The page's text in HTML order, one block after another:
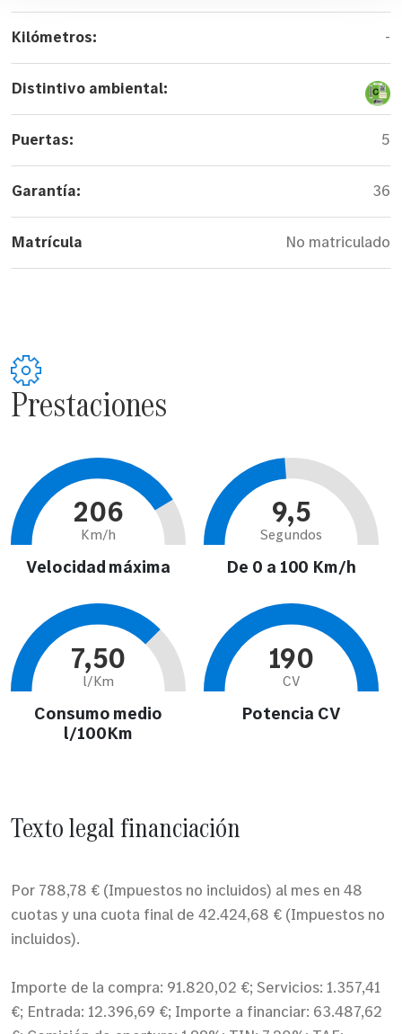
Kilómetros: -
Distintivo ambiental:
Puertas: 5
Garantía: 36
Matrícula No matriculado
Prestaciones
206
Km/h
Velocidad máxima
9,5
Segundos
De 0 a 100 Km/h
7,50
l/Km
Consumo medio
l/100Km
190
CV
Potencia CV
Texto legal financiación
Por 788,78 € (Impuestos no incluidos) al mes en 48
cuotas y una cuota final de 42.424,68 € (Impuestos no
incluidos).
Importe de la compra: 91.820,02 €; Servicios: 1.357,41
€; Entrada: 12.396,69 €; Importe a financiar: 63.487,62